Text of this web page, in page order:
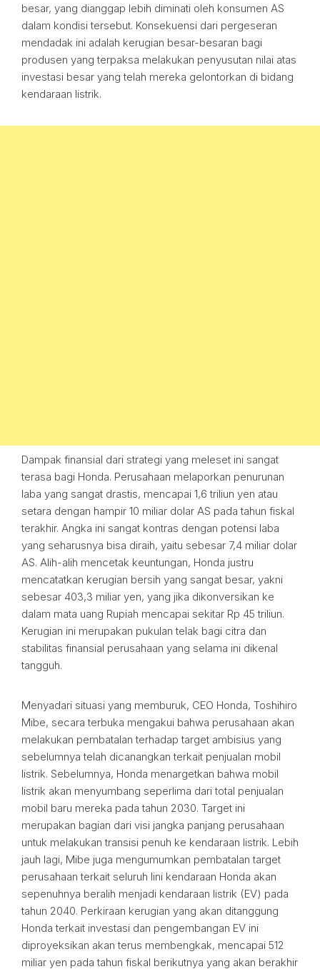
besar, yang dianggap lebih diminati oleh konsumen AS
dalam kondisi tersebut. Konsekuensi dari pergeseran
mendadak ini adalah kerugian besar-besaran bagi
produsen yang terpaksa melakukan penyusutan nilai atas
investasi besar yang telah mereka gelontorkan di bidang
kendaraan listrik.
Dampak finansial dari strategi yang meleset ini sangat
terasa bagi Honda. Perusahaan melaporkan penurunan
laba yang sangat drastis, mencapai 1,6 triliun yen atau
setara dengan hampir 10 miliar dolar AS pada tahun fiskal
terakhir. Angka ini sangat kontras dengan potensi laba
yang seharusnya bisa diraih, yaitu sebesar 7,4 miliar dolar
AS. Alih-alih mencetak keuntungan, Honda justru
mencatatkan kerugian bersih yang sangat besar, yakni
sebesar 403,3 miliar yen, yang jika dikonversikan ke
dalam mata uang Rupiah mencapai sekitar Rp 45 triliun.
Kerugian ini merupakan pukulan telak bagi citra dan
stabilitas finansial perusahaan yang selama ini dikenal
tangguh.
Menyadari situasi yang memburuk, CEO Honda, Toshihiro
Mibe, secara terbuka mengakui bahwa perusahaan akan
melakukan pembatalan terhadap target ambisius yang
sebelumnya telah dicanangkan terkait penjualan mobil
listrik. Sebelumnya, Honda menargetkan bahwa mobil
listrik akan menyumbang seperlima dari total penjualan
mobil baru mereka pada tahun 2030. Target ini
merupakan bagian dari visi jangka panjang perusahaan
untuk melakukan transisi penuh ke kendaraan listrik. Lebih
jauh lagi, Mibe juga mengumumkan pembatalan target
perusahaan terkait seluruh lini kendaraan Honda akan
sepenuhnya beralih menjadi kendaraan listrik (EV) pada
tahun 2040. Perkiraan kerugian yang akan ditanggung
Honda terkait investasi dan pengembangan EV ini
diproyeksikan akan terus membengkak, mencapai 512
miliar yen pada tahun fiskal berikutnya yang akan berakhir